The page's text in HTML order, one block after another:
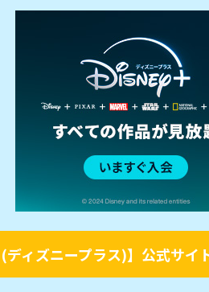
(ディズニープラス)】公式サイ